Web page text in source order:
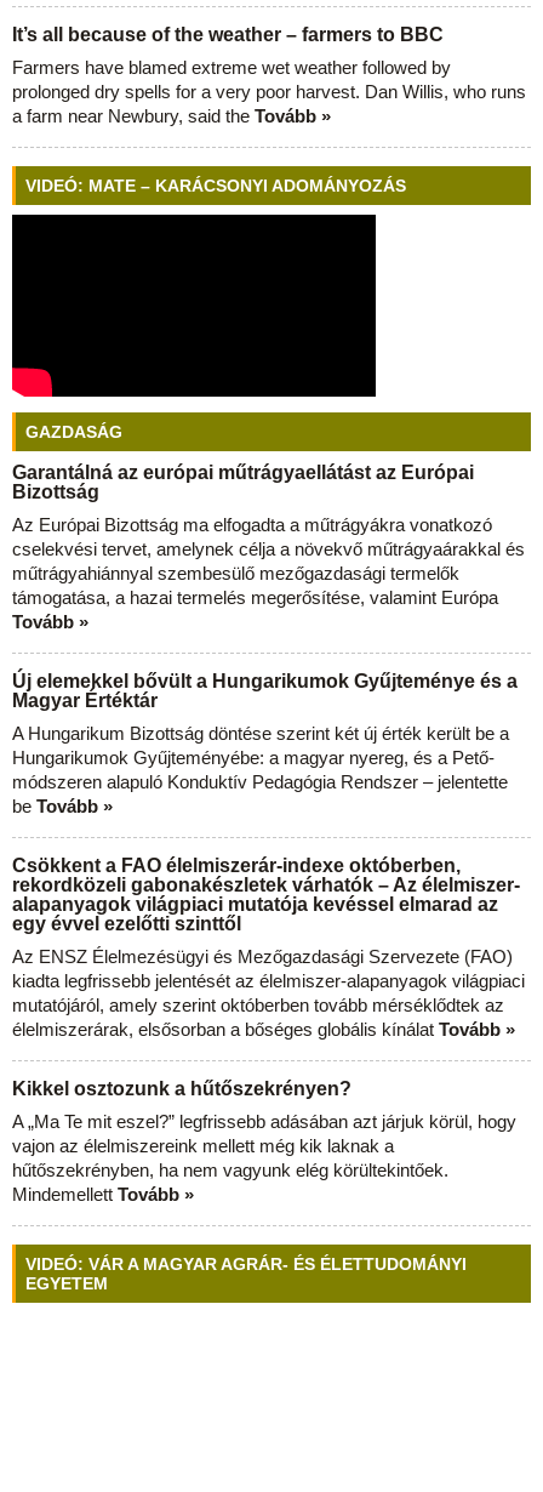
It’s all because of the weather – farmers to BBC
Farmers have blamed extreme wet weather followed by
prolonged dry spells for a very poor harvest. Dan Willis, who runs
a farm near Newbury, said the Tovább »
VIDEÓ: MATE – KARÁCSONYI ADOMÁNYOZÁS
GAZDASÁG
Garantálná az európai műtrágyaellátást az Európai
Bizottság
Az Európai Bizottság ma elfogadta a műtrágyákra vonatkozó
cselekvési tervet, amelynek célja a növekvő műtrágyaárakkal és
műtrágyahiánnyal szembesülő mezőgazdasági termelők
támogatása, a hazai termelés megerősítése, valamint Európa
Tovább »
Új elemekkel bővült a Hungarikumok Gyűjteménye és a
Magyar Értéktár
A Hungarikum Bizottság döntése szerint két új érték került be a
Hungarikumok Gyűjteményébe: a magyar nyereg, és a Pető-
módszeren alapuló Konduktív Pedagógia Rendszer – jelentette
be Tovább »
Csökkent a FAO élelmiszerár-indexe októberben,
rekordközeli gabonakészletek várhatók – Az élelmiszer-
alapanyagok világpiaci mutatója kevéssel elmarad az
egy évvel ezelőtti szinttől
Az ENSZ Élelmezésügyi és Mezőgazdasági Szervezete (FAO)
kiadta legfrissebb jelentését az élelmiszer-alapanyagok világpiaci
mutatójáról, amely szerint októberben tovább mérséklődtek az
élelmiszerárak, elsősorban a bőséges globális kínálat Tovább »
Kikkel osztozunk a hűtőszekrényen?
A „Ma Te mit eszel?” legfrissebb adásában azt járjuk körül, hogy
vajon az élelmiszereink mellett még kik laknak a
hűtőszekrényben, ha nem vagyunk elég körültekintőek.
Mindemellett Tovább »
VIDEÓ: VÁR A MAGYAR AGRÁR- ÉS ÉLETTUDOMÁNYI
EGYETEM